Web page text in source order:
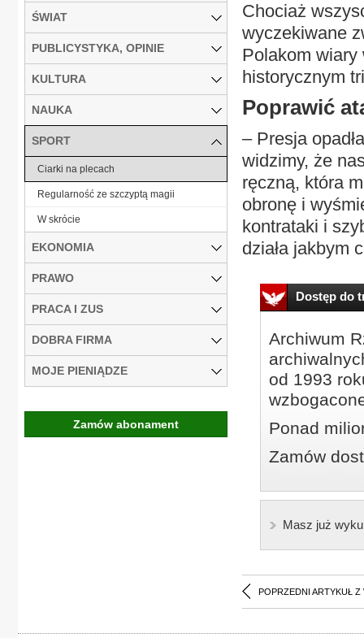
Chociaż
wyczekiwane
Polakom wiary
historycznym
Poprawić
– Presja
widzimy, że
ręczną, która
obronę i
kontrataki i
działa jakbym
Dostęp do
Archiwum
od 1993
Ponad
Zamów
Masz już
POPRZEDNI ARTYKUŁ Z
ŚWIAT
PUBLICYSTYKA, OPINIE
KULTURA
NAUKA
SPORT
Ciarki na plecach
Regularność ze szczyptą magii
W skrócie
EKONOMIA
PRAWO
PRACA I ZUS
DOBRA FIRMA
MOJE PIENIĄDZE
Zamów abonament